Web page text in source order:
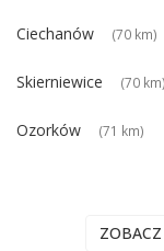
Ciechanów (70 km)
Skierniewice (70 km)
Ozorków (71 km)